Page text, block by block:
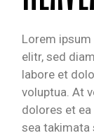
Lorem
elitr, sed
labore et
voluptua. At
dolores et
sea